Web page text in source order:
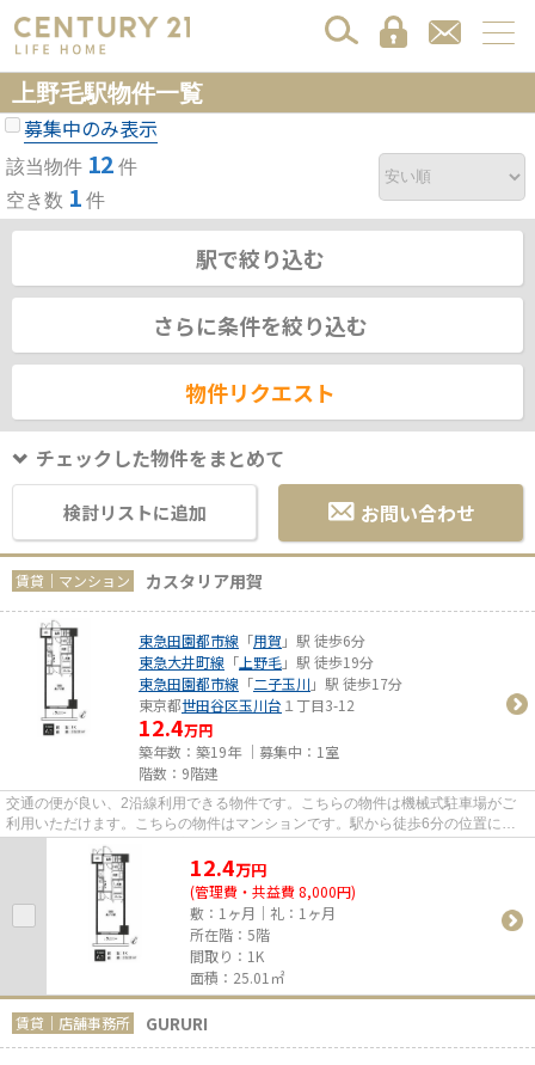
上野毛駅物件一覧
募集中のみ表示
該当物件 12 件
空き数 1 件
駅で絞り込む
さらに条件を絞り込む
物件リクエスト
チェックした物件をまとめて
検討リストに追加 お問い合わせ
賃貸｜マンション カスタリア用賀
東急田園都市線 「用賀 」駅 徒歩6分
東急大井町線 「 上野毛」駅 徒歩19分
東急田園都市線 「二子玉川 」駅 徒歩17分
東京都世田谷区玉川台 １丁目3-12
12.4万円
築年数：築19年 ｜募集中： 1室
階数：9階建
交通の便が良い、2沿線利用できる物件です。こちらの物件は機械式駐車場がご
利用いただけます。こちらの物件はマンションです。駅から徒歩6分の位置にあ
る物件なので、アクセスも良好...
12.4万円
(管理費・共益費 8,000円)
敷：1ヶ月｜礼：1ヶ月
所在階：5階
間取り：1K
面積：25.01㎡
賃貸｜店舗事務所 GURURI